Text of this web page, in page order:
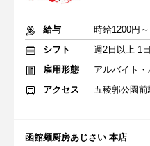
給与
時給1200円
シフト
雇用形態
アルバイト・
アクセス
五稜郭公園
函館麺厨房あじさい 本店